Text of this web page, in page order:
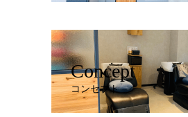
Concept
コンセプト